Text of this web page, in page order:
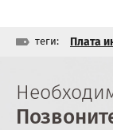
теги: Плата